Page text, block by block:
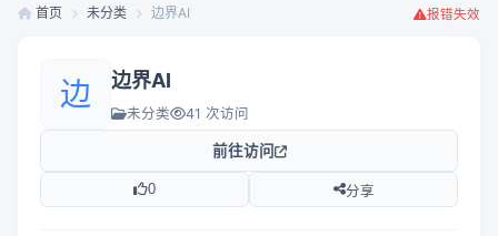
首页 未分类 边界AI 报错失效
边 边界AI
未分类 41 次访问
前往访问
0 分享